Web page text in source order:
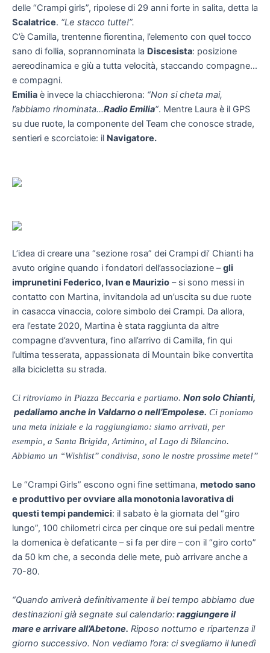
delle “Crampi girls”, ripolese di 29 anni forte in salita, detta la
Scalatrice. “Le stacco tutte!”.
C’è Camilla, trentenne fiorentina, l’elemento con quel tocco
sano di follia, soprannominata la Discesista: posizione
aereodinamica e giù a tutta velocità, staccando compagne…
e compagni.
Emilia è invece la chiacchierona: “Non si cheta mai,
l’abbiamo rinominata…Radio Emilia“. Mentre Laura è il GPS
su due ruote, la componente del Team che conosce strade,
sentieri e scorciatoie: il Navigatore.
L’idea di creare una “sezione rosa” dei Crampi di’ Chianti ha
avuto origine quando i fondatori dell’associazione –gli
imprunetini Federico, Ivan e Maurizio – si sono messi in
contatto con Martina, invitandola ad un’uscita su due ruote
in casacca vinaccia, colore simbolo dei Crampi. Da allora,
era l’estate 2020, Martina è stata raggiunta da altre
compagne d’avventura, fino all’arrivo di Camilla, fin qui
l’ultima tesserata, appassionata di Mountain bike convertita
alla bicicletta su strada.
Ci ritroviamo in Piazza Beccaria e partiamo. Non solo Chianti,
pedaliamo anche in Valdarno o nell’Empolese. Ci poniamo
una meta iniziale e la raggiungiamo: siamo arrivati, per
esempio, a Santa Brigida, Artimino, al Lago di Bilancino.
Abbiamo un “Wishlist” condivisa, sono le nostre prossime mete!”
Le “Crampi Girls” escono ogni fine settimana, metodo sano
e produttivo per ovviare alla monotonia lavorativa di
questi tempi pandemici: il sabato è la giornata del “giro
lungo”, 100 chilometri circa per cinque ore sui pedali mentre
la domenica è defaticante – si fa per dire – con il “giro corto”
da 50 km che, a seconda delle mete, può arrivare anche a
70-80.
“Quando arriverà definitivamente il bel tempo abbiamo due
destinazioni già segnate sul calendario:raggiungere il
mare e arrivare all’Abetone. Riposo notturno e ripartenza il
giorno successivo. Non vediamo l’ora: ci svegliamo il lunedì